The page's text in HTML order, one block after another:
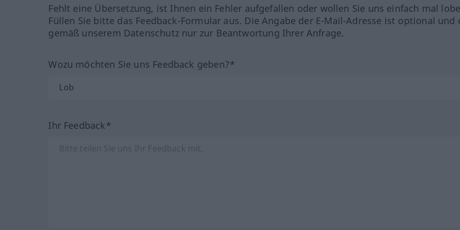
Fehlt eine Übersetzung, ist Ihnen ein Fehler aufgefallen oder wollen Sie uns einfach mal
Füllen Sie bitte das Feedback-Formular aus. Die Angabe der E-Mail-Adresse ist optional und
gemäß unserem Datenschutz nur zur Beantwortung Ihrer Anfrage.
Wozu möchten Sie uns Feedback geben?*
Ihr Feedback*